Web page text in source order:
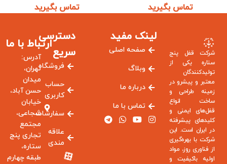
تماس بگیرید
تماس بگیرید
شرکت قفل پنج
ستاره یکی از
تولیدکنندگان
معتبر و پیشرو در
زمینه طراحی و
ساخت انواع
قفل‌های ایمنی و
کلیدهای پیشرفته
در ایران است. این
شرکت با بهره‌گیری
از فناوری روز، مواد
اولیه باکیفیت و
لینک مفید
صفحه اصلی
وبلاگ
درباره ما
تماس با ما
دسترسی
سریع
فروشگاه
حساب
کاربری
سفارشات
علاقه
مندی
ارتباط با ما
آدرس:
تهران،
میدان
حسن آباد،
خیابان
شجاعی،
مجتمع
تجاری پنج
ستاره،
طبقه چهارم